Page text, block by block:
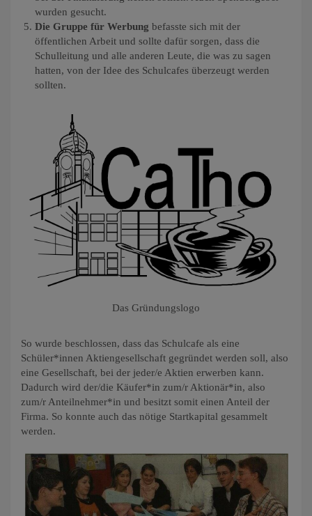
wurden gesucht.
Die Gruppe für Werbung befasste sich mit der
öffentlichen Arbeit und sollte dafür sorgen, dass die
Schulleitung und alle anderen Leute, die was zu sagen
hatten, von der Idee des Schulcafes überzeugt werden
sollten.
Das Gründungslogo
So wurde beschlossen, dass das Schulcafe als eine
Schüler*innen Aktiengesellschaft gegründet werden soll, also
eine Gesellschaft, bei der jeder/e Aktien erwerben kann.
Dadurch wird der/die Käufer*in zum/r Aktionär*in, also
zum/r Anteilnehmer*in und besitzt somit einen Anteil der
Firma. So konnte auch das nötige Startkapital gesammelt
werden.